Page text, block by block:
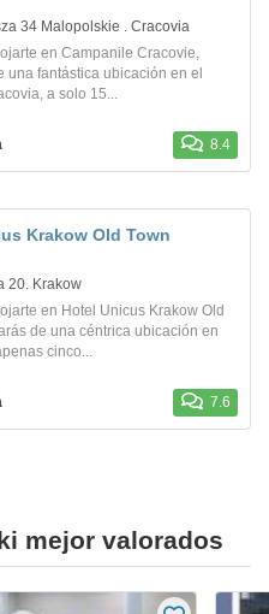
34 Malopolskie . Cracovia
en Campanile Cracovie,
una fantástica ubicación en el
a solo 15...
8.4
Krakow Old Town
20. Krakow
en Hotel Unicus Krakow Old
de una céntrica ubicación en
cinco...
7.6
mejor valorados